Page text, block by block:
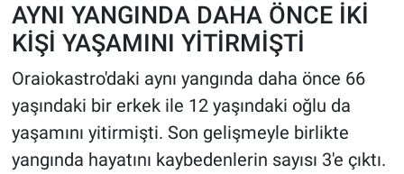
AYNI YANGINDA DAHA ÖNCE İKİ
KİŞİ YAŞAMINI YİTİRMİŞTİ
Oraiokastro'daki aynı yangında daha önce 66
yaşındaki bir erkek ile 12 yaşındaki oğlu da
yaşamını yitirmişti. Son gelişmeyle birlikte
yangında hayatını kaybedenlerin sayısı 3'e çıktı.